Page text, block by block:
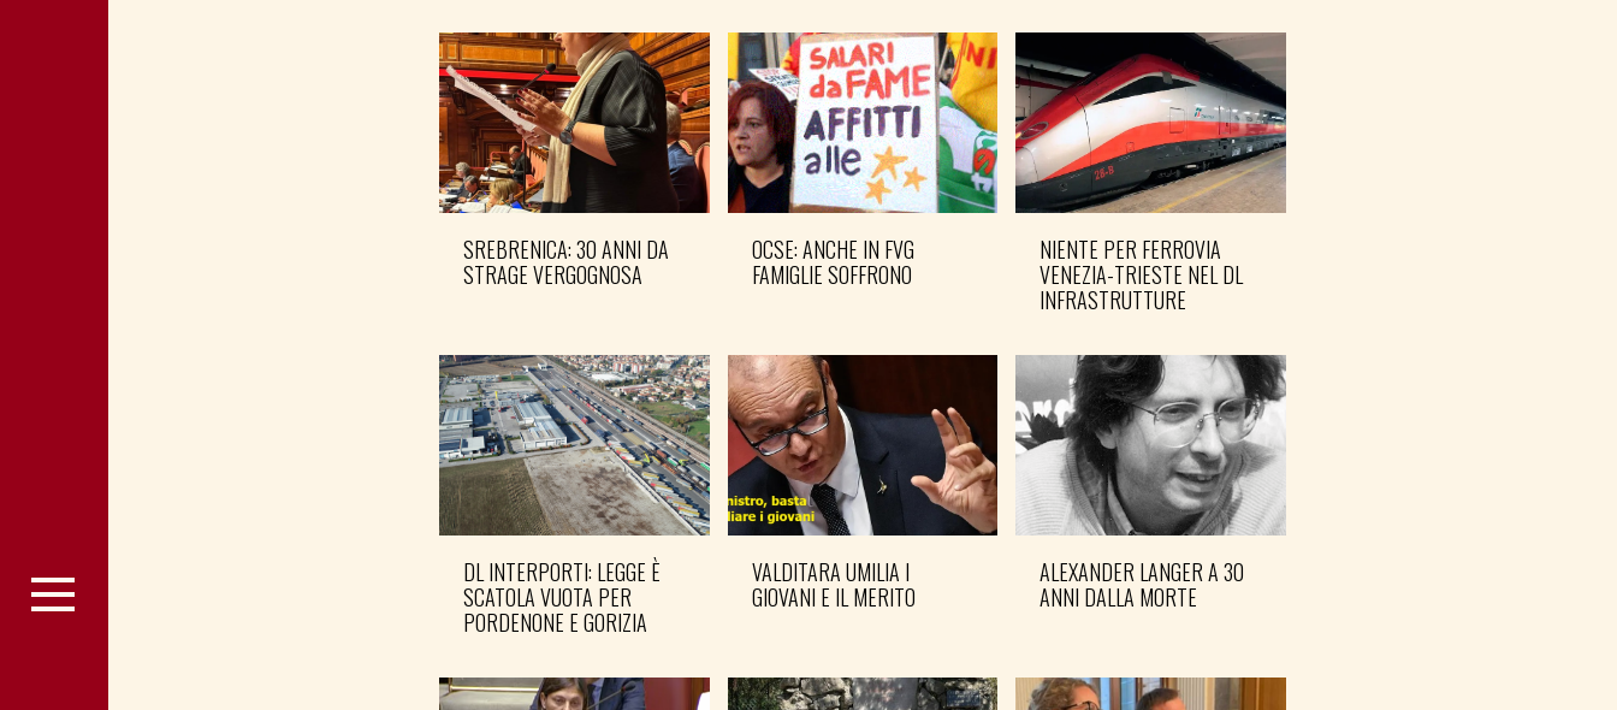
SREBRENICA: 30 ANNI DA
STRAGE VERGOGNOSA
OCSE: ANCHE IN FVG
FAMIGLIE SOFFRONO
NIENTE PER FERROVIA
VENEZIA-TRIESTE NEL DL
INFRASTRUTTURE
DL INTERPORTI: LEGGE È
SCATOLA VUOTA PER
PORDENONE E GORIZIA
VALDITARA UMILIA I
GIOVANI E IL MERITO
ALEXANDER LANGER A 30
ANNI DALLA MORTE